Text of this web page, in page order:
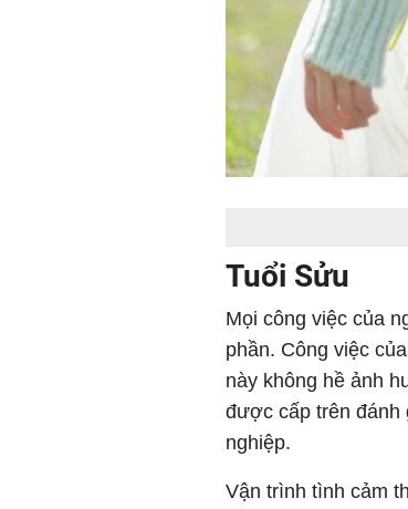
Tuổi Sửu
Mọi công việc của
phần. Công việc
này không hề ảnh
được cấp trên đánh
nghiệp.
Vận trình tình cảm